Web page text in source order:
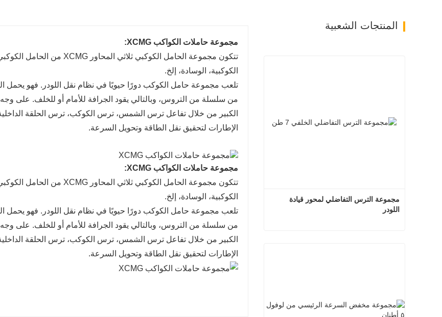
مجموعة حاملات الكواكب XCMG:
الكوكبية، الوسادة، إلخ.
تلعب مجموعة حامل الكوكب دورًا حيويًا في نظام نقل اللودر. فهو
من سلسلة من التروس، وبالتالي يقود الجرافة للأمام أو للخلف. على
الكبير من خلال تفاعل ترس الشمس، ترس الكوكب، ترس الحلقة الداخلية
الإطارات لتحقيق نقل الطاقة وتحويل السرعة.
مجموعة حاملات الكواكب XCMG:
الكوكبية، الوسادة، إلخ.
تلعب مجموعة حامل الكوكب دورًا حيويًا في نظام نقل اللودر. فهو
من سلسلة من التروس، وبالتالي يقود الجرافة للأمام أو للخلف. على
الكبير من خلال تفاعل ترس الشمس، ترس الكوكب، ترس الحلقة الداخلية
الإطارات لتحقيق نقل الطاقة وتحويل السرعة.
المنتجات الشعبية
اللودر